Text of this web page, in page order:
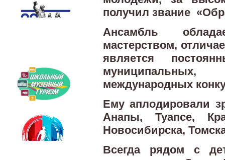
получил звание
Ансамбль
мастерством,
является
муниципальных,
международных
Ему аплодировали
Анапы, Туапсе,
Новосибирска,
Всегда рядом с